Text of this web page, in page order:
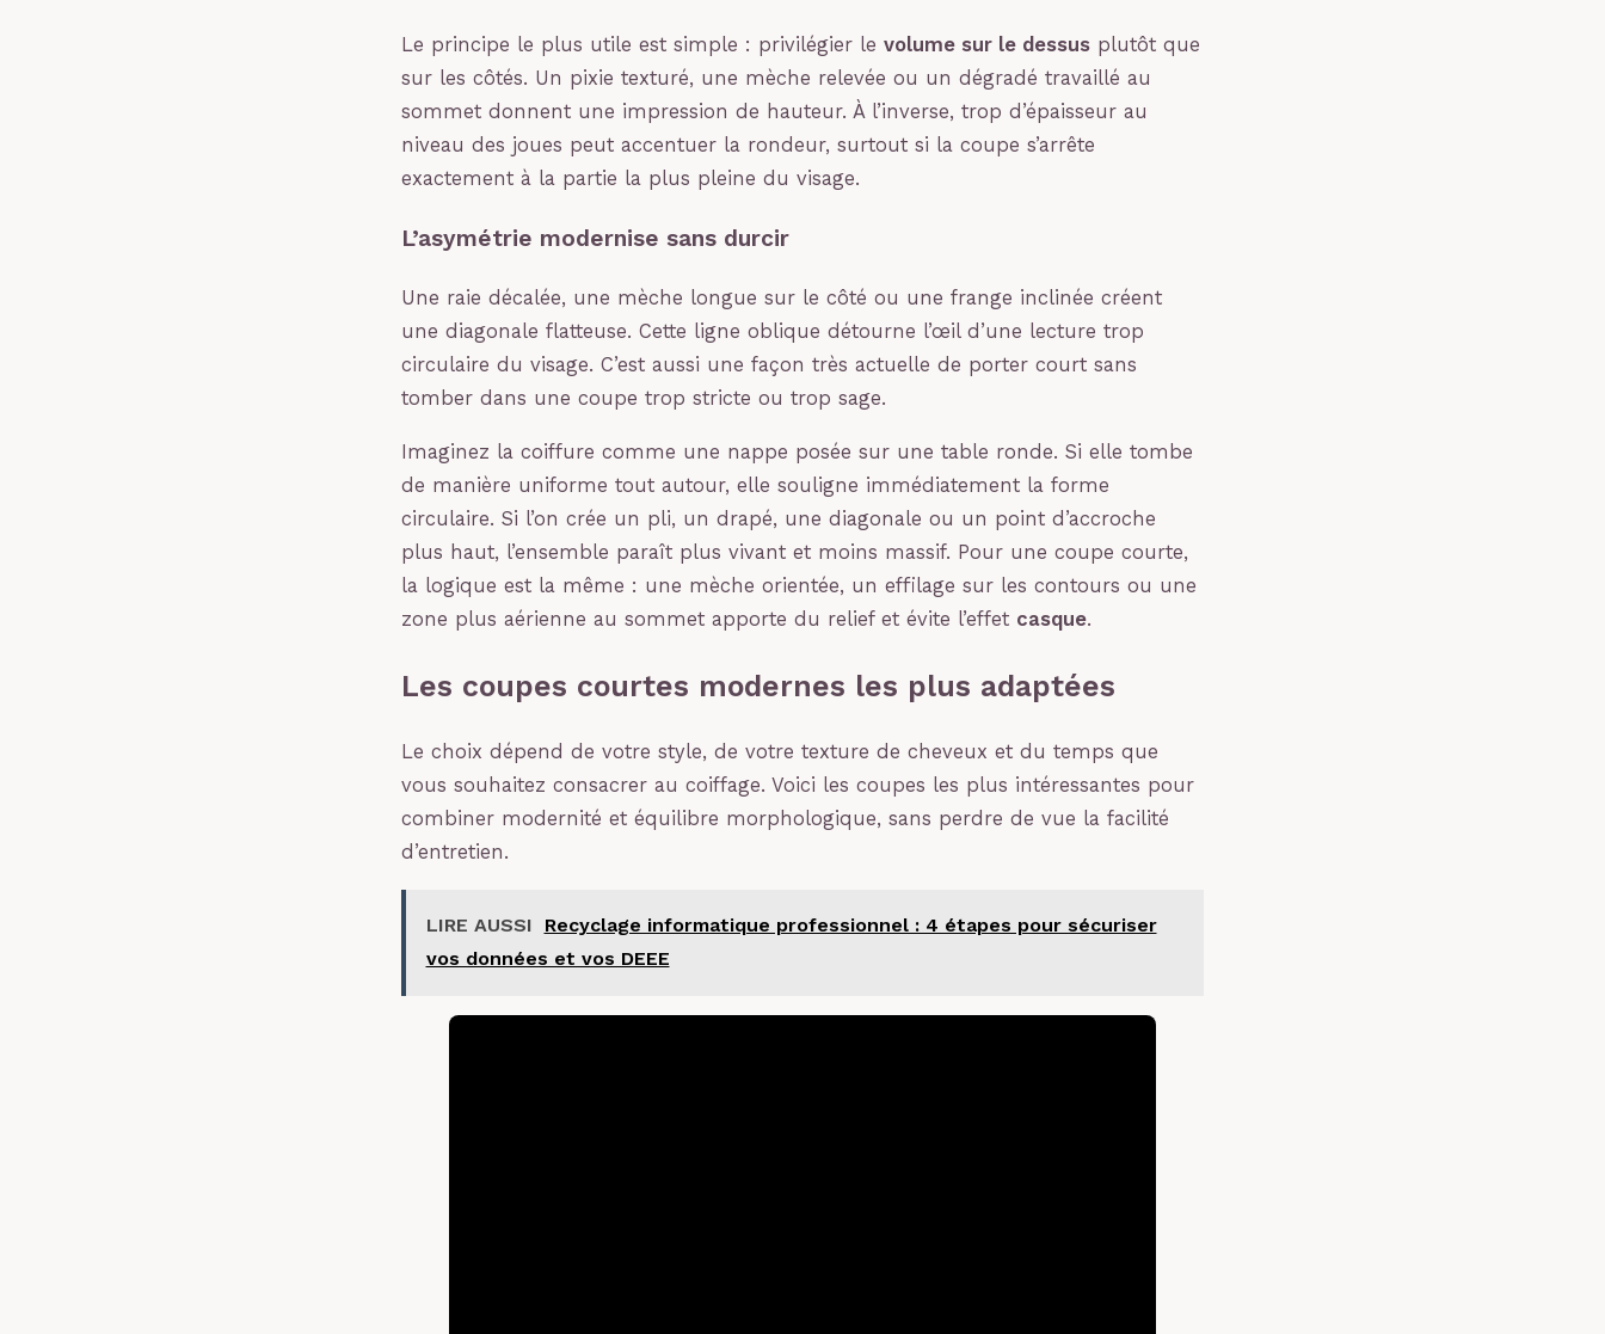
Le principe le plus utile est simple : privilégier le volume sur le dessus plutôt que
sur les côtés. Un pixie texturé, une mèche relevée ou un dégradé travaillé au
sommet donnent une impression de hauteur. À l’inverse, trop d’épaisseur au
niveau des joues peut accentuer la rondeur, surtout si la coupe s’arrête
exactement à la partie la plus pleine du visage.
L’asymétrie modernise sans durcir
Une raie décalée, une mèche longue sur le côté ou une frange inclinée créent
une diagonale flatteuse. Cette ligne oblique détourne l’œil d’une lecture trop
circulaire du visage. C’est aussi une façon très actuelle de porter court sans
tomber dans une coupe trop stricte ou trop sage.
Imaginez la coiffure comme une nappe posée sur une table ronde. Si elle tombe
de manière uniforme tout autour, elle souligne immédiatement la forme
circulaire. Si l’on crée un pli, un drapé, une diagonale ou un point d’accroche
plus haut, l’ensemble paraît plus vivant et moins massif. Pour une coupe courte,
la logique est la même : une mèche orientée, un effilage sur les contours ou une
zone plus aérienne au sommet apporte du relief et évite l’effet casque.
Les coupes courtes modernes les plus adaptées
Le choix dépend de votre style, de votre texture de cheveux et du temps que
vous souhaitez consacrer au coiffage. Voici les coupes les plus intéressantes pour
combiner modernité et équilibre morphologique, sans perdre de vue la facilité
d’entretien.
LIRE AUSSI
Recyclage informatique professionnel : 4 étapes pour sécuriser
vos données et vos DEEE